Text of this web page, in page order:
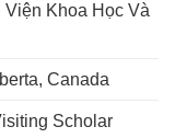
Viện Khoa Học Và
Canada
Scholar